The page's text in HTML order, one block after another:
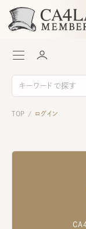
TOP / ログイン